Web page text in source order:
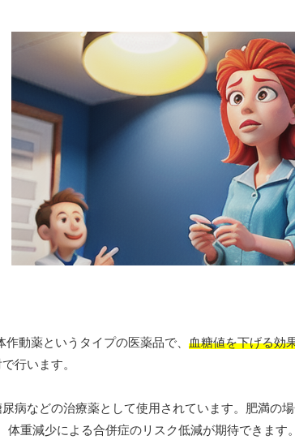
作動薬というタイプの医薬品で、 血糖値を下げる効
行います。
病などの治療薬として使用されています。肥満の
体重減少による合併症のリスク低減が期待できます。